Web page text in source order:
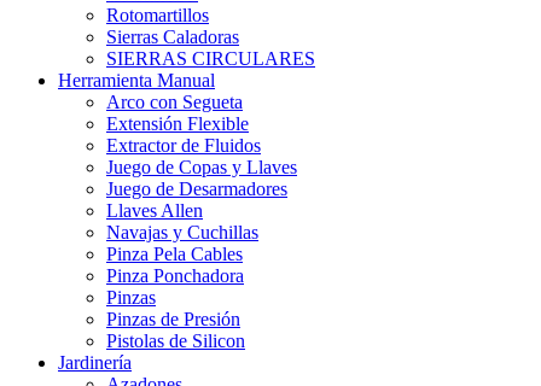
Rotomartillos
Sierras Caladoras
SIERRAS CIRCULARES
Herramienta Manual
Arco con Segueta
Extensión Flexible
Extractor de Fluidos
Juego de Copas y Llaves
Juego de Desarmadores
Llaves Allen
Navajas y Cuchillas
Pinza Pela Cables
Pinza Ponchadora
Pinzas
Pinzas de Presión
Pistolas de Silicon
Jardinería